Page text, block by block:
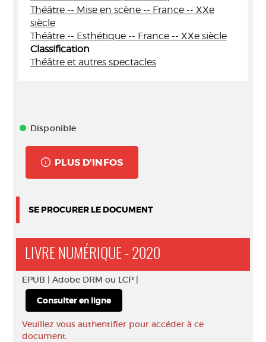
Théâtre -- Mise en scène -- France -- XXe
siècle
Théâtre -- Esthétique -- France -- XXe siècle
Classification
Théâtre et autres spectacles
Disponible
PLUS D'INFOS
SE PROCURER LE DOCUMENT
LIVRE NUMÉRIQUE - 2020
EPUB | Adobe DRM ou LCP |
Consulter en ligne
Veuillez vous authentifier pour accéder à ce
document.